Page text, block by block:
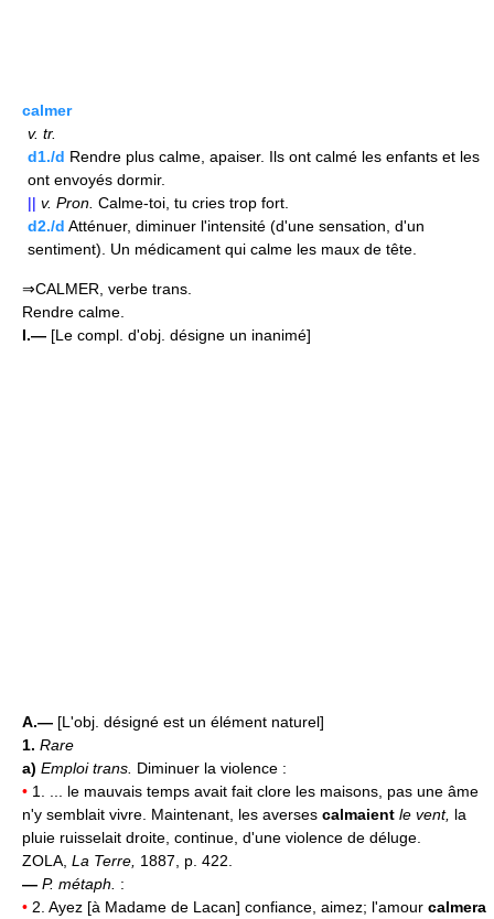
calmer
v. tr.
d1./d Rendre plus calme, apaiser. Ils ont calmé les enfants et les
ont envoyés dormir.
|| v. Pron. Calme-toi, tu cries trop fort.
d2./d Atténuer, diminuer l'intensité (d'une sensation, d'un
sentiment). Un médicament qui calme les maux de tête.
⇒CALMER, verbe trans.
Rendre calme.
I.— [Le compl. d'obj. désigne un inanimé]
A.— [L'obj. désigné est un élément naturel]
1. Rare
a) Emploi trans. Diminuer la violence :
• 1. ... le mauvais temps avait fait clore les maisons, pas une âme
n'y semblait vivre. Maintenant, les averses calmaient le vent, la
pluie ruisselait droite, continue, d'une violence de déluge.
ZOLA, La Terre, 1887, p. 422.
— P. métaph.
:
• 2. Ayez [à Madame de Lacan] confiance, aimez; l'amour calmera